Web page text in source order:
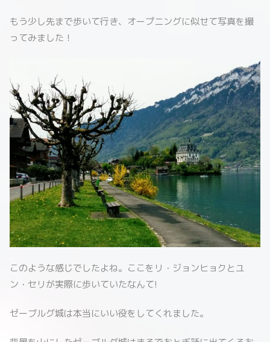
もう少し先まで歩いて行き、オープニングに似せて写真を撮
ってみました！
このような感じでしたよね。ここをリ・ジョンヒョクとユ
ン・セリが実際に歩いていたなんて!
ゼーブルグ城は本当にいい役をしてくれました。